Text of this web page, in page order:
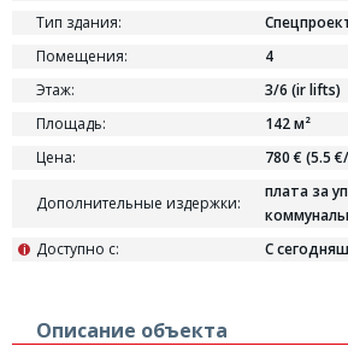
Тип здания:
Помещения:
4
Этаж:
3/6 (ir lifts)
Площадь:
142 м²
Цена:
780 € (5.5
Дополнительные издержки:
плата за
Доступно с:
i С
Описание объекта